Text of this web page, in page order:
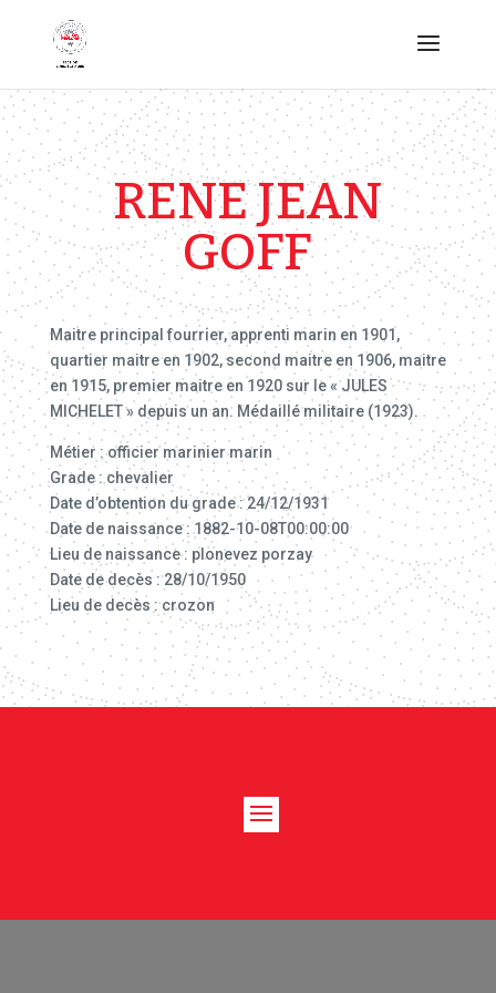
RENE JEAN
GOFF
Maitre principal fourrier, apprenti marin en 1901,
quartier maitre en 1902, second maitre en 1906, maitre
en 1915, premier maitre en 1920 sur le « JULES
MICHELET » depuis un an. Médaillé militaire (1923).
Métier : officier marinier marin
Grade : chevalier
Date d’obtention du grade : 24/12/1931
Date de naissance : 1882-10-08T00:00:00
Lieu de naissance : plonevez porzay
Date de decès : 28/10/1950
Lieu de decès : crozon